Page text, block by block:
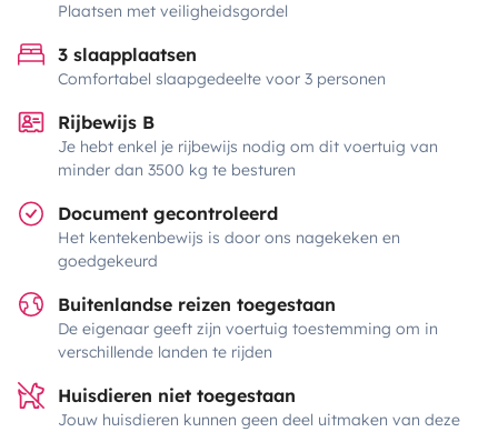
Plaatsen met veiligheidsgordel
3 slaapplaatsen
Comfortabel slaapgedeelte voor 3 personen
Rijbewijs B
Je hebt enkel je rijbewijs nodig om dit voertuig van
minder dan 3500 kg te besturen
Document gecontroleerd
Het kentekenbewijs is door ons nagekeken en
goedgekeurd
Buitenlandse reizen toegestaan
De eigenaar geeft zijn voertuig toestemming om in
verschillende landen te rijden
Huisdieren niet toegestaan
Jouw huisdieren kunnen geen deel uitmaken van deze